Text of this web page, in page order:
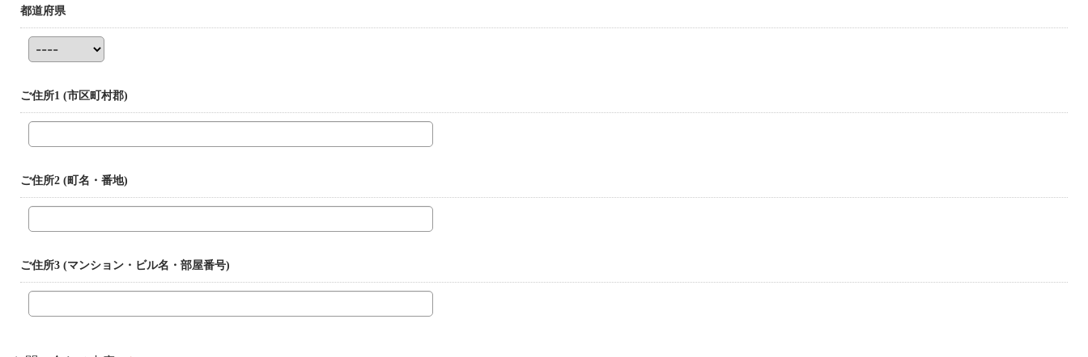
都道府県
ご住所1 (市区町村郡)
ご住所2 (町名・番地)
ご住所3 (マンション・ビル名・部屋番号)